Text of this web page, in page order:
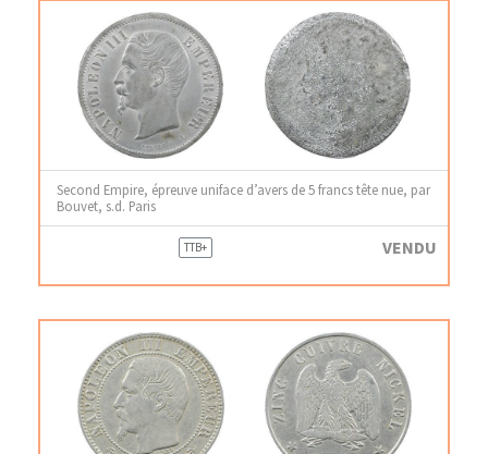
Second Empire, épreuve uniface d’avers de 5 francs tête nue, par
Bouvet, s.d. Paris
TTB+ VENDU